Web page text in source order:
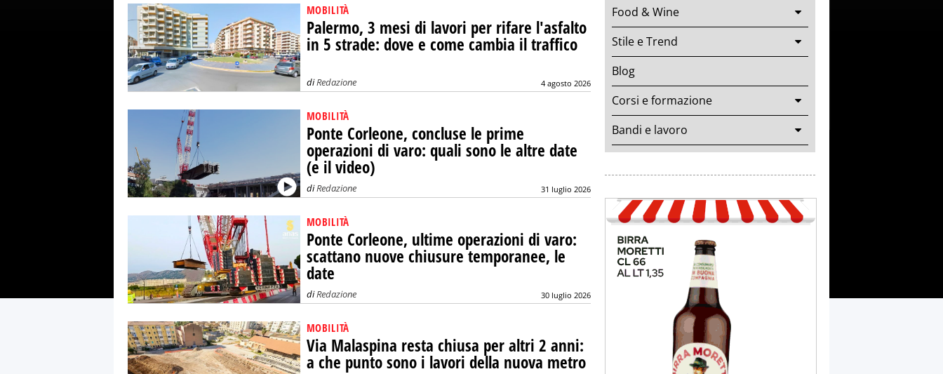
MOBILITÀ
Palermo, 3 mesi di lavori per rifare l'asfalto
in 5 strade: dove e come cambia il traffico
diRedazione 4 agosto 2026
MOBILITÀ
Ponte Corleone, concluse le prime
operazioni di varo: quali sono le altre date
(e il video)
diRedazione 31 luglio 2026
MOBILITÀ
Ponte Corleone, ultime operazioni di varo:
scattano nuove chiusure temporanee, le
date
diRedazione 30 luglio 2026
MOBILITÀ
Via Malaspina resta chiusa per altri 2 anni:
a che punto sono i lavori della nuova metro
Food & Wine
Stile e Trend
Blog
Corsi e formazione
Bandi e lavoro